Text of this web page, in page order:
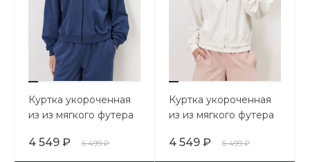
Куртка укороченная
из из мягкого футера
4 549 ₽ 6 499 ₽
Куртка укороченная
из из мягкого футера
4 549 ₽ 6 499 ₽